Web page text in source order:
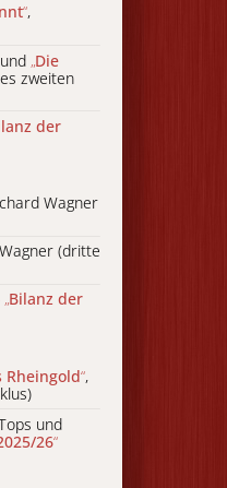
“,
und „Die
zweiten
der
Wagner
(dritte
„Bilanz der
Rheingold“,
und
26“